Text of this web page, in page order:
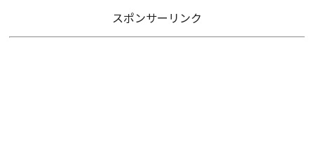
スポンサーリンク